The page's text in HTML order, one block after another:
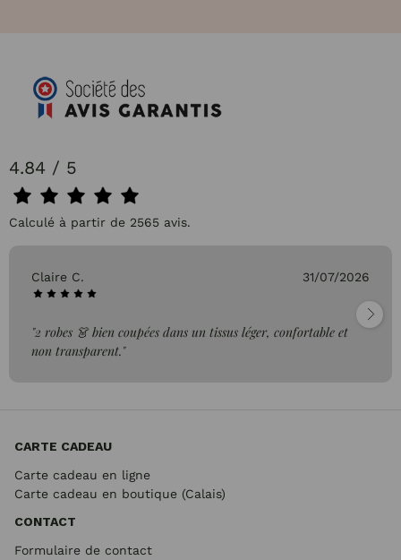
4.84 / 5
Calculé à partir de 2565 avis.
Claire C. 31/07/2026
"2 robes 👗 bien coupées dans un tissus léger, confortable et
non transparent."
CARTE CADEAU
Carte cadeau en ligne
Carte cadeau en boutique (Calais)
CONTACT
Formulaire de contact